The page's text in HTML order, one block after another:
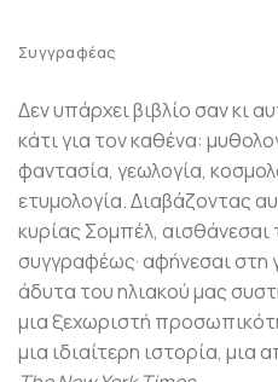
Συγγραφέας
Δεν υπάρχει βιβλίο σαν κι
κάτι για τον καθένα:
φαντασία, γεωλογία,
ετυμολογία. Διαβάζοντας
κυρίας Σομπέλ, αισθάνεσαι
συγγραφέως· αφήνεσαι στη
άδυτα του ηλιακού μας
μια ξεχωριστή
μια ιδιαίτερη ιστορία, μια